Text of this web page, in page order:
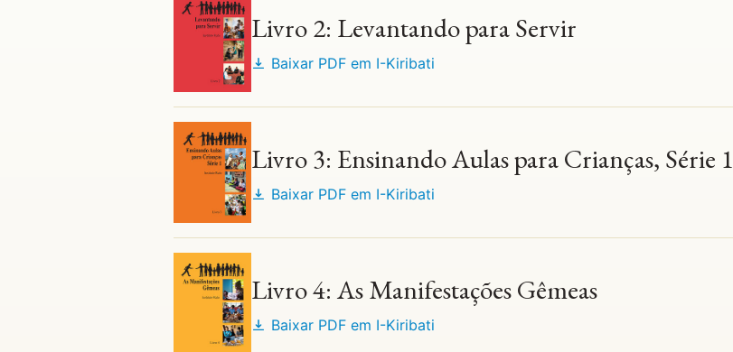
Livro 2: Levantando para Servir
Baixar PDF em I-Kiribati
Livro 3: Ensinando Aulas para Crianças, Série 1
Baixar PDF em I-Kiribati
Livro 4: As Manifestações Gêmeas
Baixar PDF em I-Kiribati